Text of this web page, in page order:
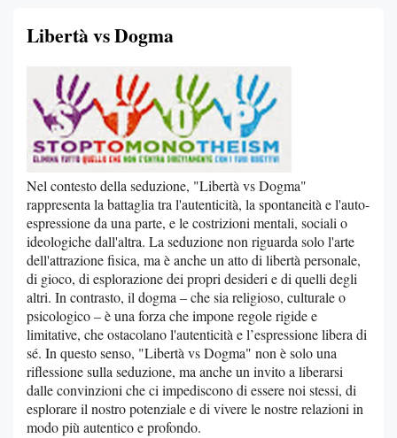
Libertà vs Dogma
Nel contesto della seduzione, "Libertà vs Dogma"
rappresenta la battaglia tra l'autenticità, la spontaneità e l'auto-
espressione da una parte, e le costrizioni mentali, sociali o
ideologiche dall'altra. La seduzione non riguarda solo l'arte
dell'attrazione fisica, ma è anche un atto di libertà personale,
di gioco, di esplorazione dei propri desideri e di quelli degli
altri. In contrasto, il dogma – che sia religioso, culturale o
psicologico – è una forza che impone regole rigide e
limitative, che ostacolano l'autenticità e l’espressione libera di
sé. In questo senso, "Libertà vs Dogma" non è solo una
riflessione sulla seduzione, ma anche un invito a liberarsi
dalle convinzioni che ci impediscono di essere noi stessi, di
esplorare il nostro potenziale e di vivere le nostre relazioni in
modo più autentico e profondo.